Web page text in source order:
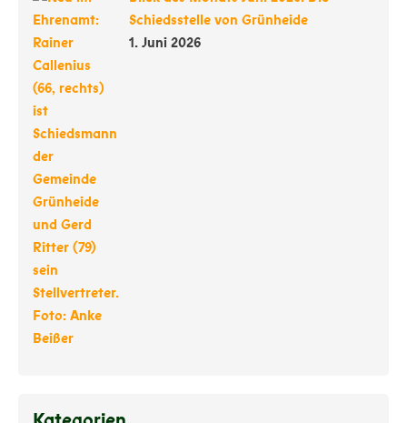
Schiedsstelle von Grünheide
1. Juni 2026